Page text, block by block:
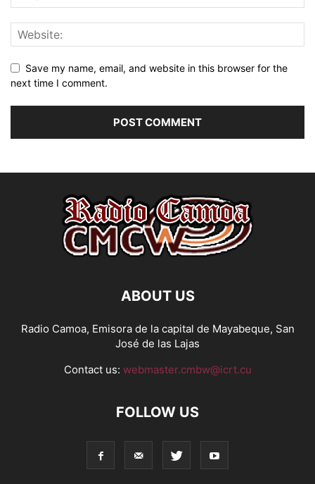
Save my name, email, and website in this browser for the
next time I comment.
ABOUT US
Radio Camoa, Emisora de la capital de Mayabeque, San
José de las Lajas
Contact us: webmaster.cmbw@icrt.cu
FOLLOW US